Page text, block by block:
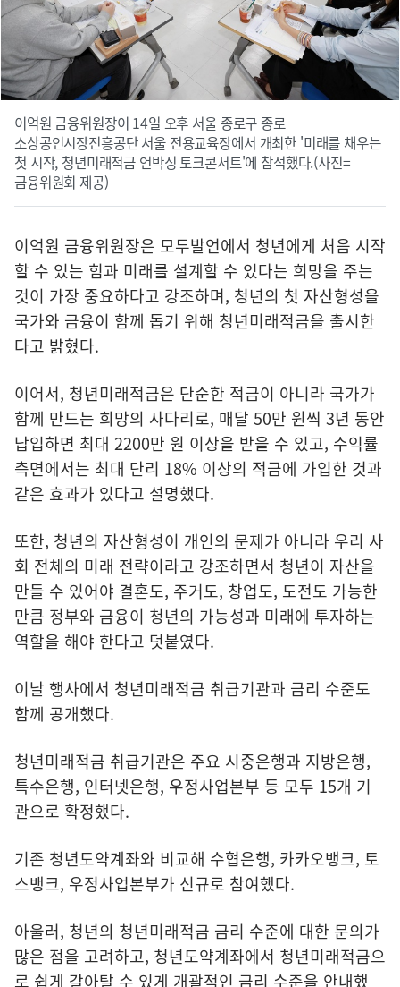
이억원 금융위원장이 14일 오후 서울 종로구 종로
소상공인시장진흥공단 서울 전용교육장에서 개최한 '미래를 채우는
첫 시작, 청년미래적금 언박싱 토크콘서트'에 참석했다.(사진=
금융위원회 제공)
이억원 금융위원장은 모두발언에서 청년에게 처음 시작
할 수 있는 힘과 미래를 설계할 수 있다는 희망을 주는
것이 가장 중요하다고 강조하며, 청년의 첫 자산형성을
국가와 금융이 함께 돕기 위해 청년미래적금을 출시한
다고 밝혔다.
이어서, 청년미래적금은 단순한 적금이 아니라 국가가
함께 만드는 희망의 사다리로, 매달 50만 원씩 3년 동안
납입하면 최대 2200만 원 이상을 받을 수 있고, 수익률
측면에서는 최대 단리 18% 이상의 적금에 가입한 것과
같은 효과가 있다고 설명했다.
또한, 청년의 자산형성이 개인의 문제가 아니라 우리 사
회 전체의 미래 전략이라고 강조하면서 청년이 자산을
만들 수 있어야 결혼도, 주거도, 창업도, 도전도 가능한
만큼 정부와 금융이 청년의 가능성과 미래에 투자하는
역할을 해야 한다고 덧붙였다.
이날 행사에서 청년미래적금 취급기관과 금리 수준도
함께 공개했다.
청년미래적금 취급기관은 주요 시중은행과 지방은행,
특수은행, 인터넷은행, 우정사업본부 등 모두 15개 기
관으로 확정했다.
기존 청년도약계좌와 비교해 수협은행, 카카오뱅크, 토
스뱅크, 우정사업본부가 신규로 참여했다.
아울러, 청년의 청년미래적금 금리 수준에 대한 문의가
많은 점을 고려하고, 청년도약계좌에서 청년미래적금으
로 쉽게 갈아탈 수 있게 개괄적인 금리 수준을 안내했